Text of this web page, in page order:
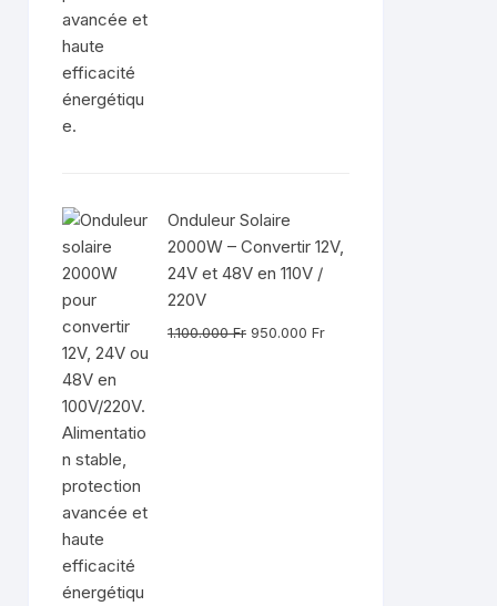
Onduleur Solaire
2000W – Convertir 12V,
24V et 48V en 110V /
220V
1.100.000Fr Le
950.000 FrLe